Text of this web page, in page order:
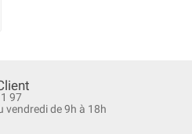
97
vendredi de 9h à 18h